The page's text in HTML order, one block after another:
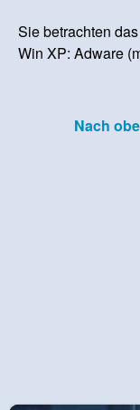
Sie betrachten
Win XP: Adware
Nach